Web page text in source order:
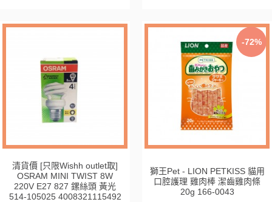
清貨價 [只限Wishh outlet取]
OSRAM MINI TWIST 8W
220V E27 827 鏍絲頭 黃光
514-105025 4008321115492
-72%
獅王Pet - LION PETKISS 貓用
口腔護理 雞肉棒 潔齒雞肉條
20g 166-0043